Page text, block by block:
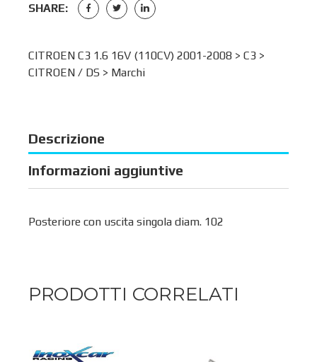
SHARE:
CITROEN C3 1.6 16V (110CV) 2001-2008 > C3 >
CITROEN / DS > Marchi
Descrizione
Informazioni aggiuntive
Posteriore con uscita singola diam. 102
PRODOTTI CORRELATI